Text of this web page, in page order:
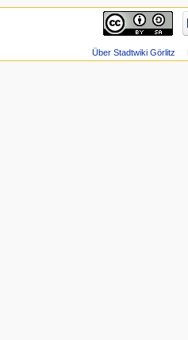
Über Stadtwiki Görlitz